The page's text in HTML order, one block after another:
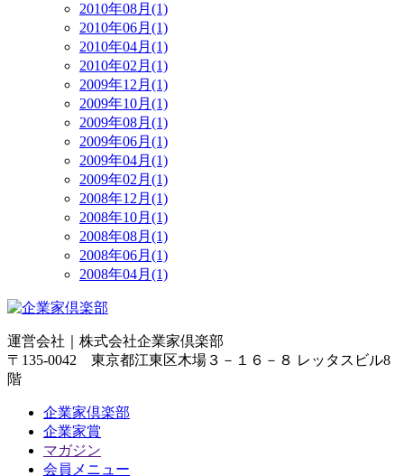
2010年08月(1)
2010年06月(1)
2010年04月(1)
2010年02月(1)
2009年12月(1)
2009年10月(1)
2009年08月(1)
2009年06月(1)
2009年04月(1)
2009年02月(1)
2008年12月(1)
2008年10月(1)
2008年08月(1)
2008年06月(1)
2008年04月(1)
運営会社｜ 株式会社企業家倶楽部
〒135-0042 東京都江東区木場３－１６－８ レッタスビル8
階
企業家倶楽部
企業家賞
マガジン
会員メニュー